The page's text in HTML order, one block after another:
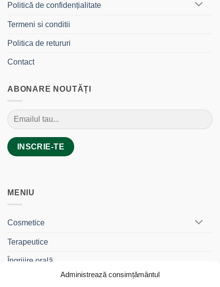
Administrează consimțământul
Politică de confidențialitate
Termeni si conditii
Politica de retururi
Contact
ABONARE NOUTĂȚI
MENIU
Cosmetice
Terapeutice
Îngrijire orală